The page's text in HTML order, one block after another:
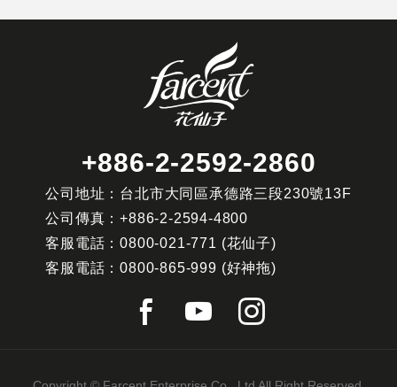
+886-2-2592-2860
公司地址：台北市大同區承德路三段230號13F
公司傳真：+886-2-2594-4800
客服電話：0800-021-771 (花仙子)
客服電話：0800-865-999 (好神拖)